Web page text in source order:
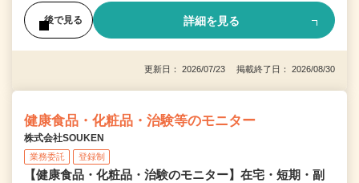
後で見る 詳細を見る
更新日： 2026/07/23 掲載終了日： 2026/08/30
健康食品・化粧品・治験等のモニター
株式会社SOUKEN
業務委託 登録制
【健康食品・化粧品・治験のモニター】在宅・短期・副